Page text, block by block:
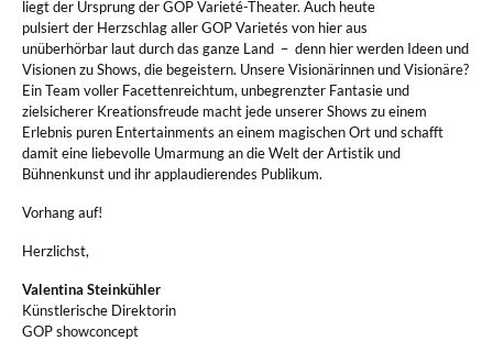
liegt der Ursprung der GOP Varieté-Theater. Auch heute
pulsiert der Herzschlag aller GOP Varietés von hier aus
unüberhörbar laut durch das ganze Land – denn hier werden Ideen und
Visionen zu Shows, die begeistern. Unsere Visionärinnen und Visionäre?
Ein Team voller Facettenreichtum, unbegrenzter Fantasie und
zielsicherer Kreationsfreude macht jede unserer Shows zu einem
Erlebnis puren Entertainments an einem magischen Ort und schafft
damit eine liebevolle Umarmung an die Welt der Artistik und
Bühnenkunst und ihr applaudierendes Publikum.
Vorhang auf!
Herzlichst,
Valentina Steinkühler
Künstlerische Direktorin
GOP showconcept